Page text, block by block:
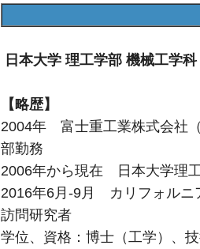
日本大学 理工学部 機械工
【略歴】
2004年 富士重工業株式会社
部勤務
2006年から現在 日本大学理
2016年6月-9月 カリフォルニ
訪問研究者
学位、資格：博士（工学）、